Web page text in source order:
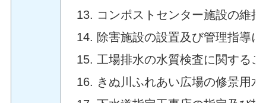
コンポストセンター施設の維
除害施設の設置及び管理指導
工場排水の水質検査に関するこ
きぬ川ふれあい広場の修景用